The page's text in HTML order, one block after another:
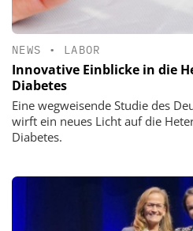
NEWS • LABOR
Innovative Einblicke in die
Diabetes
Eine wegweisende Studie des
wirft ein neues Licht auf die
Diabetes.